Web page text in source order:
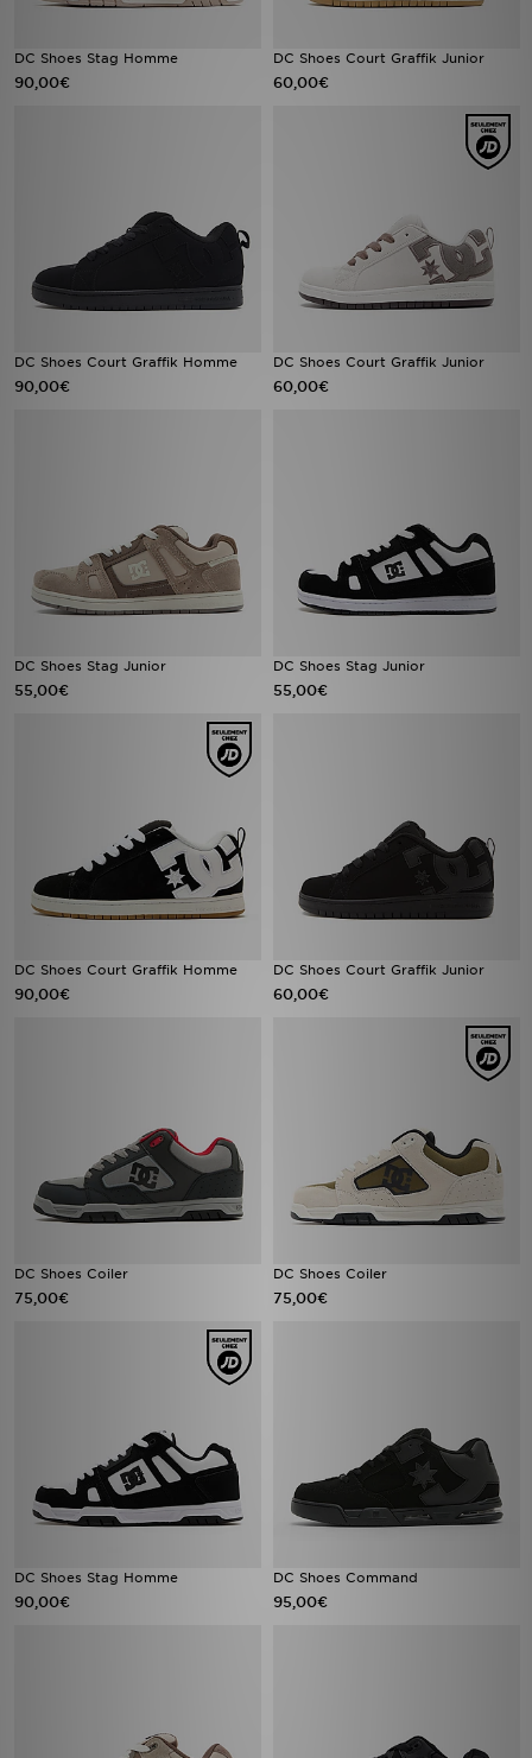
DC Shoes Stag Homme
90,00€
DC Shoes Court Graffik Junior
60,00€
DC Shoes Court Graffik Homme
90,00€
DC Shoes Court Graffik Junior
60,00€
DC Shoes Stag Junior
55,00€
DC Shoes Stag Junior
55,00€
DC Shoes Court Graffik Homme
90,00€
DC Shoes Court Graffik Junior
60,00€
DC Shoes Coiler
75,00€
DC Shoes Coiler
75,00€
DC Shoes Stag Homme
90,00€
DC Shoes Command
95,00€